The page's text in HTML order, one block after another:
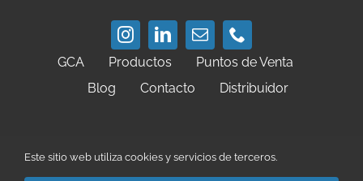
GCA Productos
Puntos de Venta
Blog
Contacto Distribuidor
Política de Privacidad
Política de Cookies
Condiciones de Uso
Este sitio web utiliza cookies y servicios de terceros.